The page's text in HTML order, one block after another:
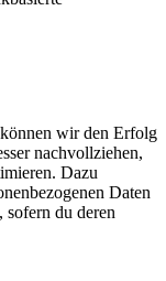
wir den Erfolg
nachvollziehen,
Dazu
Daten
sofern du deren